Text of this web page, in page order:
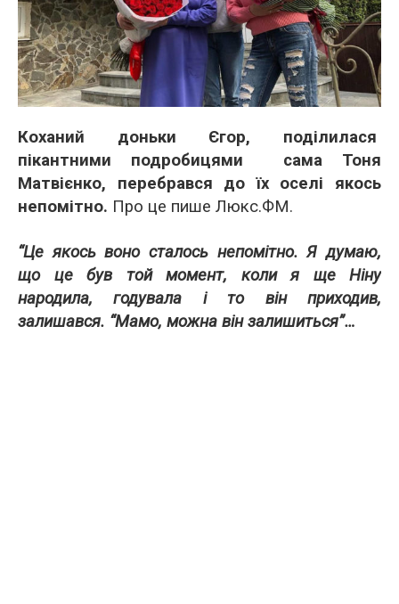
Коханий доньки Єгор, поділилася
пікантними подробицями сама Тоня
Матвієнко, перебрався до їх оселі якось
непомітно. Про це пише Люкс.ФМ.
“Це якось воно сталось непомітно. Я думаю,
що це був той момент, коли я ще Ніну
народила, годувала і то він приходив,
залишався. “Мамо, можна він залишиться”…